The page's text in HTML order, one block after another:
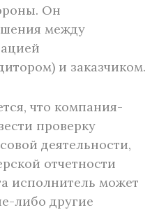
Он
между
и заказчиком.
что компания-
проверку
деятельности,
отчетности
исполнитель может
либо другие